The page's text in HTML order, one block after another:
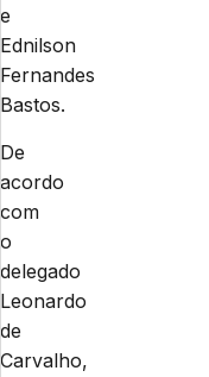
e
Ednilson
Fernandes
Bastos.
De
acordo
com
o
delegado
Leonardo
de
Carvalho,